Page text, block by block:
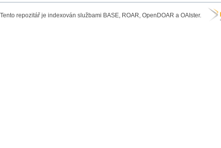
Tento repozitář je indexován službami BASE, ROAR, OpenDOAR a OAIster.